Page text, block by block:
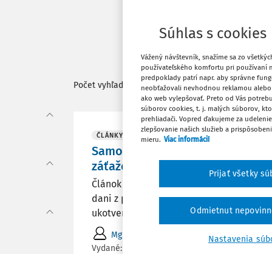
Počet vyhľadaných dokumentov:3
ČLÁNKY
Samozdanenie pri dovoze ako
záťaže: quo vadis?
Článok analyzuje inštitút samozdanenia
dani z pridanej hodnoty v znení
ukotvenie inštitútu samozdanenia pri
Mgr. Ladislav Hrabčák
Prof. h. c., prof.
Vydané:
Súhlas s cookies
Vážený návštevník, snažíme sa zo
používateľského komfortu pri používaní
predpoklady patrí napr. aby správne
neobťažovali nevhodnou reklamou
ako web vylepšovať. Preto od Vás
súborov cookies, t. j. malých súborov,
prehliadači. Vopred ďakujeme za
zlepšovanie našich služieb a
mieru. Viac informácií
Nastavenia
Odmietnut
Prijať všetky